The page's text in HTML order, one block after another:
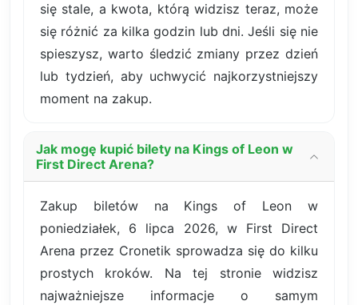
się stale, a kwota, którą widzisz teraz, może
się różnić za kilka godzin lub dni. Jeśli się nie
spieszysz, warto śledzić zmiany przez dzień
lub tydzień, aby uchwycić najkorzystniejszy
moment na zakup.
Jak mogę kupić bilety na Kings of Leon w
First Direct Arena?
Zakup biletów na Kings of Leon w
poniedziałek, 6 lipca 2026, w First Direct
Arena przez Cronetik sprowadza się do kilku
prostych kroków. Na tej stronie widzisz
najważniejsze informacje o samym